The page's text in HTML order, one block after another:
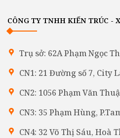
CÔNG TY TNHH KIẾN TRÚC -
Trụ sở: 62A Phạm Ngọc
CN1: 21 Đường số 7, City
CN2: 1056 Phạm Văn
CN3: 35 Phạm Hùng,
CN4: 32 Võ Thị Sáu, Hoà